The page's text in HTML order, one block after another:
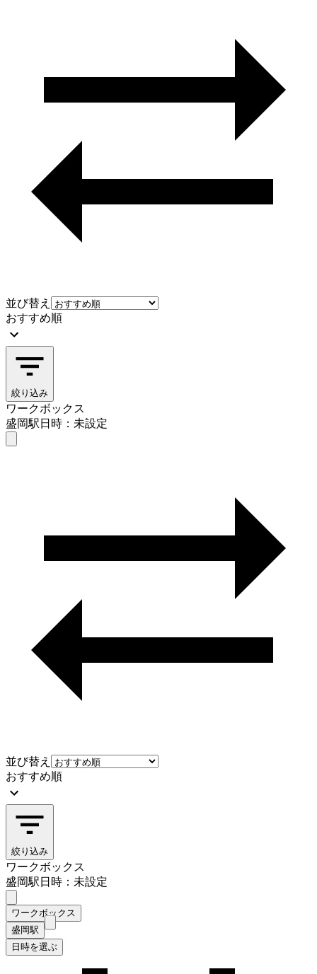
並び替え
おすすめ順
絞り込み
ワークボックス
盛岡駅日時：未設定
並び替え
おすすめ順
絞り込み
ワークボックス
盛岡駅日時：未設定
ワークボックス
盛岡駅
日時を選ぶ